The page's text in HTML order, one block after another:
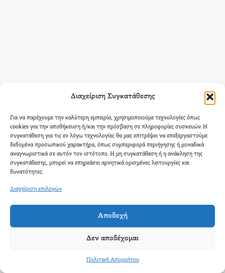
Διαχείριση Συγκατάθεσης
Για να παρέχουμε την καλύτερη εμπειρία, χρησιμοποιούμε τεχνολογίες όπως
cookies για την αποθήκευση ή/και την πρόσβαση σε πληροφορίες συσκευών. Η
συγκατάθεση για τις εν λόγω τεχνολογίες θα μας επιτρέψει να επεξεργαστούμε
δεδομένα προσωπικού χαρακτήρα, όπως συμπεριφορά περιήγησης ή μοναδικά
αναγνωριστικά σε αυτόν τον ιστότοπο. Η μη συγκατάθεση ή η ανάκληση της
συγκατάθεσης, μπορεί να επηρεάσει αρνητικά ορισμένες λειτουργίες και
δυνατότητες.
Διαχείριση επιλογών
Αποδοχή
Δεν αποδέχομαι
Πολιτική Απορρήτου